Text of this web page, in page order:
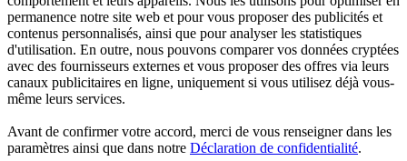
permanence notre site web et pour vous proposer des publicités et
contenus personnalisés, ainsi que pour analyser les statistiques
d'utilisation. En outre, nous pouvons comparer vos données cryptées
avec des fournisseurs externes et vous proposer des offres via leurs
canaux publicitaires en ligne, uniquement si vous utilisez déjà vous-
même leurs services.
Avant de confirmer votre accord, merci de vous renseigner dans les
paramètres ainsi que dans notre Déclaration de confidentialité.